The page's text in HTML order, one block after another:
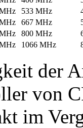
533 MHz
667 MHz
800 MHz
1066 MHz
der
von
im